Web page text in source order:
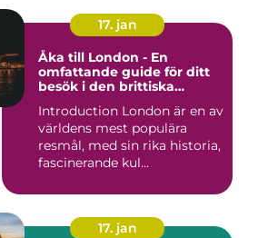
17. jan
Åka till London - En
omfattande guide för ditt
besök i den brittiska
Introduction London är en av
världens mest populära
resmål, med sin rika historia,
fascinerande kul...
17. jan